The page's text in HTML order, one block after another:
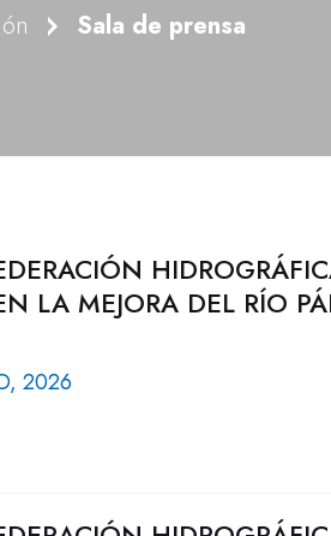
Sala de prensa
LA MEJORA DEL RÍO
2026